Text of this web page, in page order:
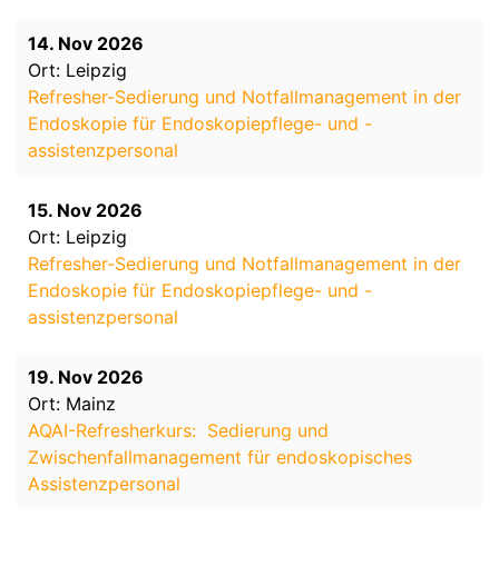
14. Nov 2026
Ort: Leipzig
Refresher-Sedierung und Notfallmanagement in der
Endoskopie für Endoskopiepflege- und -
assistenzpersonal
15. Nov 2026
Ort: Leipzig
Refresher-Sedierung und Notfallmanagement in der
Endoskopie für Endoskopiepflege- und -
assistenzpersonal
19. Nov 2026
Ort: Mainz
AQAI-Refresherkurs: Sedierung und
Zwischenfallmanagement für endoskopisches
Assistenzpersonal